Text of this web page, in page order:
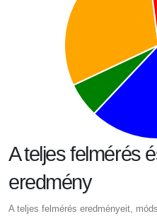
A teljes felmérés
eredmény
A teljes felmérés eredményeit,